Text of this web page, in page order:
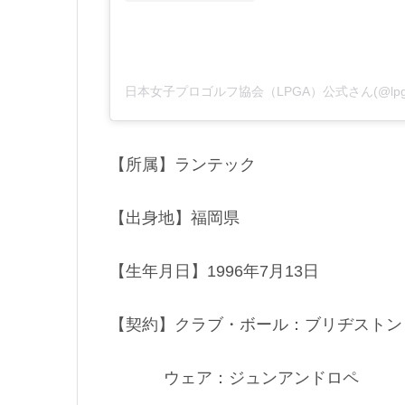
【所属】ランテック
【出身地】福岡県
【生年月日】1996年7月13日
【契約】クラブ・ボール：ブリヂストン
ウェア：ジュンアンドロペ